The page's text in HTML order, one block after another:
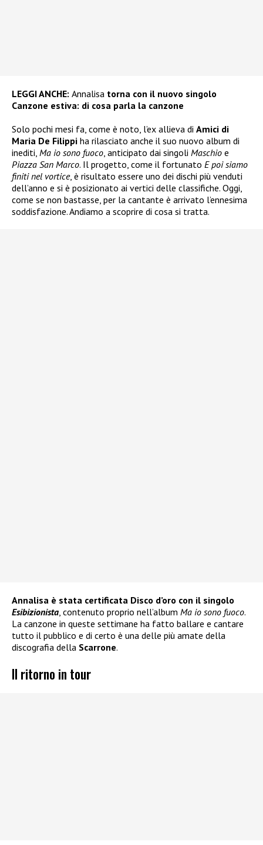
LEGGI ANCHE: Annalisa torna con il nuovo singolo
Canzone estiva: di cosa parla la canzone
Solo pochi mesi fa, come è noto, l’ex allieva di Amici di
Maria De Filippi ha rilasciato anche il suo nuovo album di
inediti, Ma io sono fuoco , anticipato dai singoli Maschio e
Piazza San Marco. Il progetto, come il fortunato E poi siamo
finiti nel vortice, è risultato essere uno dei dischi più venduti
dell’anno e si è posizionato ai vertici delle classifiche. Oggi,
come se non bastasse, per la cantante è arrivato l’ennesima
soddisfazione. Andiamo a scoprire di cosa si tratta.
Annalisa è stata certificata Disco d’oro con il singolo
Esibizionista , contenuto proprio nell’album Ma io sono fuoco.
La canzone in queste settimane ha fatto ballare e cantare
tutto il pubblico e di certo è una delle più amate della
discografia della Scarrone.
Il ritorno in tour